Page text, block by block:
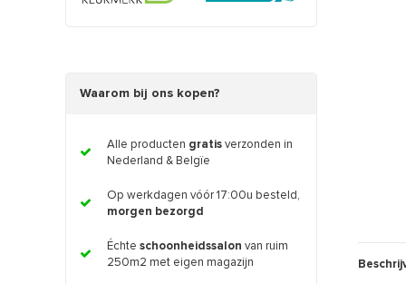
Waarom bij ons kopen?
Alle producten gratis verzonden in
Nederland & Belgïe
Op werkdagen vóór 17:00u besteld,
morgen bezorgd
Échte schoonheidssalon van ruim
250m2 met eigen magazijn